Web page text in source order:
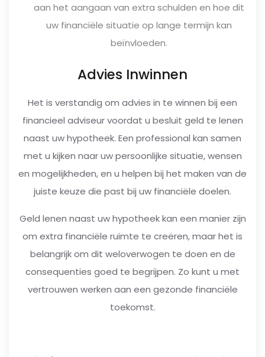
aan het aangaan van extra schulden en hoe dit
uw financiële situatie op lange termijn kan
beïnvloeden.
Advies Inwinnen
Het is verstandig om advies in te winnen bij een
financieel adviseur voordat u besluit geld te lenen
naast uw hypotheek. Een professional kan samen
met u kijken naar uw persoonlijke situatie, wensen
en mogelijkheden, en u helpen bij het maken van de
juiste keuze die past bij uw financiële doelen.
Geld lenen naast uw hypotheek kan een manier zijn
om extra financiële ruimte te creëren, maar het is
belangrijk om dit weloverwogen te doen en de
consequenties goed te begrijpen. Zo kunt u met
vertrouwen werken aan een gezonde financiële
toekomst.